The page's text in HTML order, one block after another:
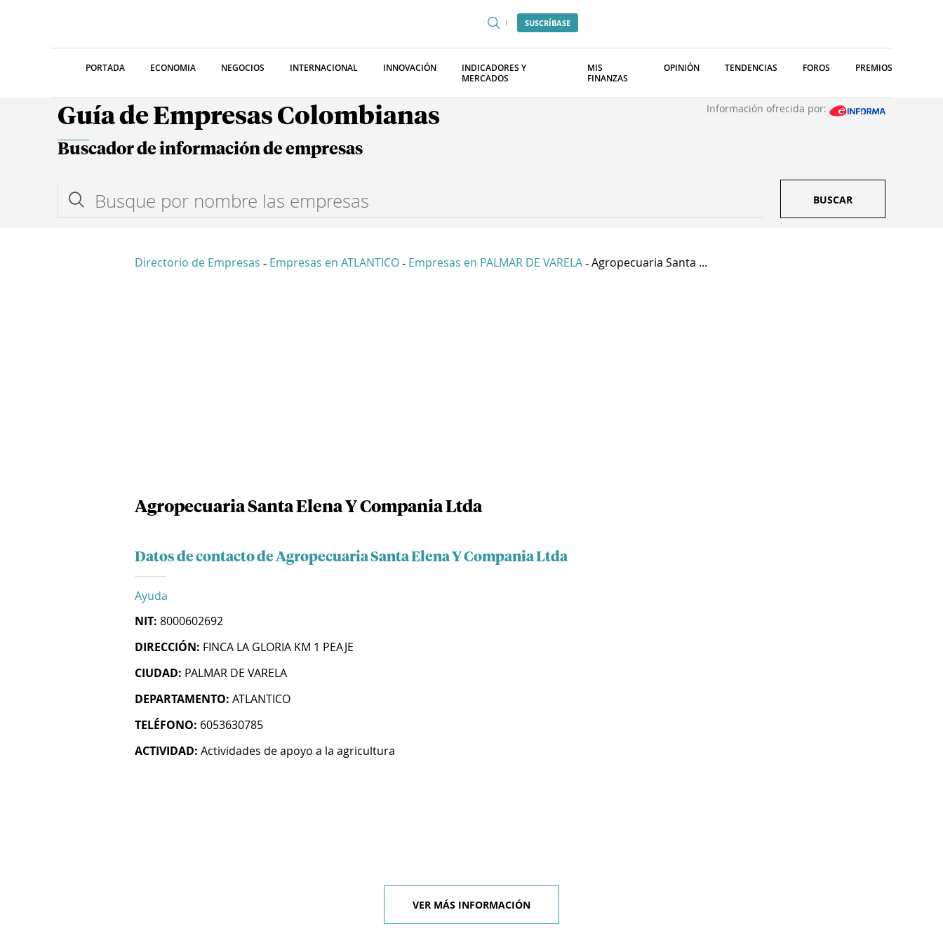
SUSCRÍBASE
PORTADA ECONOMIA NEGOCIOS INTERNACIONAL INNOVACIÓN
INDICADORES Y
MERCADOS
MIS
FINANZAS
OPINIÓN TENDENCIAS FOROS PREMIOS
Guía de Empresas Colombianas Información ofrecida por:
Buscador de información de empresas
BUSCAR
Directorio de Empresas - Empresas en ATLANTICO - Empresas en PALMAR DE VARELA - Agropecuaria Santa ...
Agropecuaria Santa Elena Y Compania Ltda
Datos de contacto de Agropecuaria Santa Elena Y Compania Ltda
Ayuda
NIT: 8000602692
DIRECCIÓN: FINCA LA GLORIA KM 1 PEAJE
CIUDAD: PALMAR DE VARELA
DEPARTAMENTO: ATLANTICO
TELÉFONO: 6053630785
ACTIVIDAD: Actividades de apoyo a la agricultura
VER MÁS INFORMACIÓN